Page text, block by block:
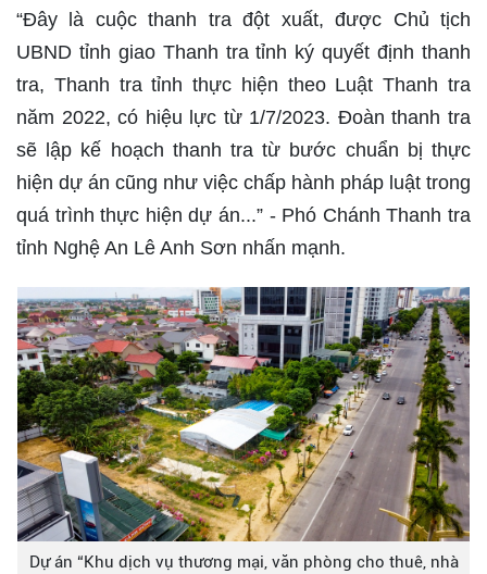
“Đây là cuộc thanh tra đột xuất, được Chủ tịch
UBND tỉnh giao Thanh tra tỉnh ký quyết định thanh
tra, Thanh tra tỉnh thực hiện theo Luật Thanh tra
năm 2022, có hiệu lực từ 1/7/2023. Đoàn thanh tra
sẽ lập kế hoạch thanh tra từ bước chuẩn bị thực
hiện dự án cũng như việc chấp hành pháp luật trong
quá trình thực hiện dự án...” - Phó Chánh Thanh tra
tỉnh Nghệ An Lê Anh Sơn nhấn mạnh.
Dự án “Khu dịch vụ thương mại, văn phòng cho thuê, nhà